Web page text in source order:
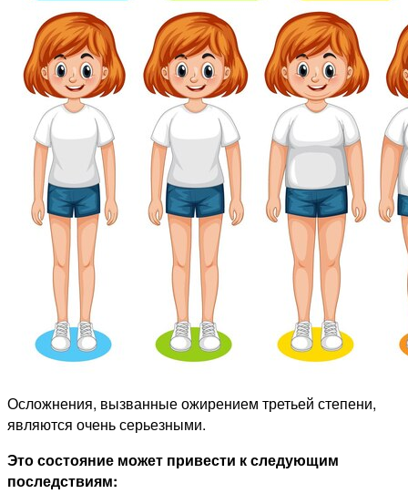
Осложнения, вызванные ожирением третьей степени,
являются очень серьезными.
Это состояние может привести к следующим
последствиям: